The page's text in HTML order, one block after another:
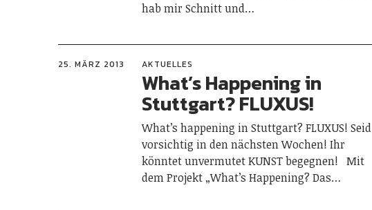
hab mir Schnitt und…
25. MÄRZ 2013 AKTUELLES
What’s Happening in
Stuttgart? FLUXUS!
What’s happening in Stuttgart? FLUXUS! Seid
vorsichtig in den nächsten Wochen! Ihr
könntet unvermutet KUNST begegnen! Mit
dem Projekt „What’s Happening? Das…